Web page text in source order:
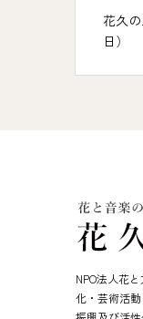
NPO法人花
化・芸術活